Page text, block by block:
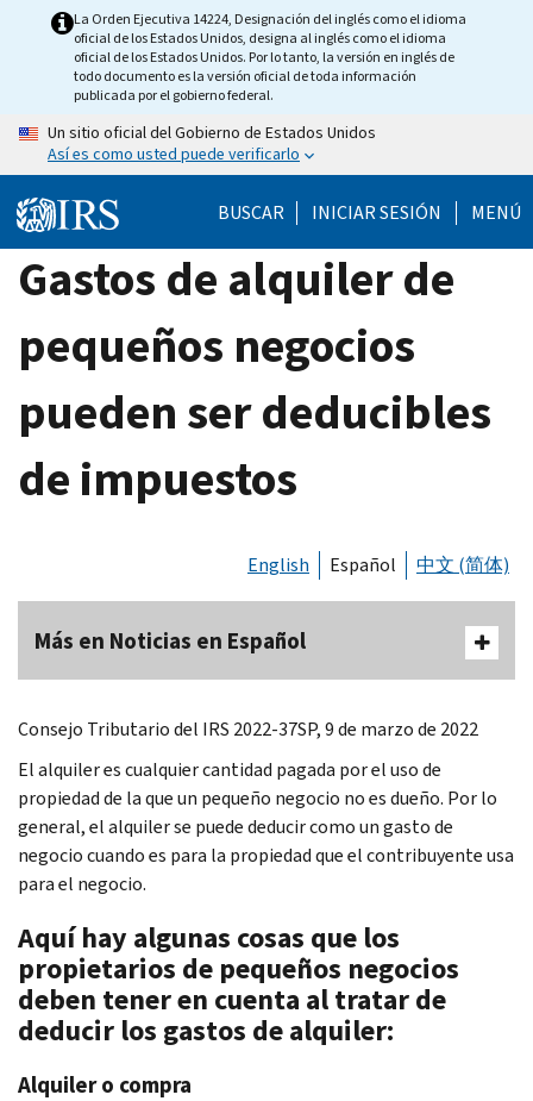
La Orden Ejecutiva 14224, Designación del inglés como el idioma
oficial de los Estados Unidos, designa al inglés como el idioma
oficial de los Estados Unidos. Por lo tanto, la versión en inglés de
todo documento es la versión oficial de toda información
publicada por el gobierno federal.
Un sitio oficial del Gobierno de Estados Unidos
Así es como usted puede verificarlo
BUSCAR INICIAR SESIÓN MENÚ
Gastos de alquiler de
pequeños negocios
pueden ser deducibles
de impuestos
English Español 中文 (简体)
Más en Noticias en Español
Consejo Tributario del IRS 2022-37SP, 9 de marzo de 2022
El alquiler es cualquier cantidad pagada por el uso de
propiedad de la que un pequeño negocio no es dueño. Por lo
general, el alquiler se puede deducir como un gasto de
negocio cuando es para la propiedad que el contribuyente usa
para el negocio.
Aquí hay algunas cosas que los
propietarios de pequeños negocios
deben tener en cuenta al tratar de
deducir los gastos de alquiler:
Alquiler o compra